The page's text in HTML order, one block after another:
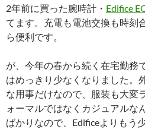
2年前に買った腕時計・ Edifice
てます。充電も電池交換も時刻
ら便利です。
が、今年の春から続く在宅勤務
はめっきり少なくなりました。
な用事だけなので、服装も大変
ォーマルではなくカジュアルな
ばかりなので、Edificeよりもう